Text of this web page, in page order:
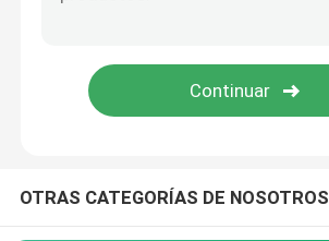
OTRAS CATEGORÍAS DE NOSOTROS